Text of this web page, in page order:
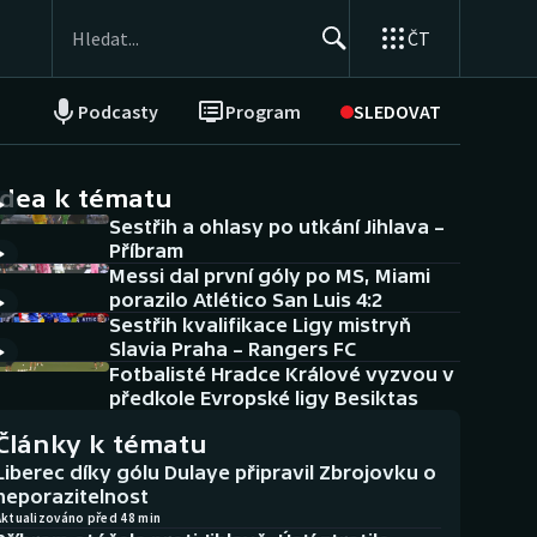
ČT
Podcasty Program SLEDOVAT
NEPŘEHLÉDNĚTE
Historické návraty
Aplikace ČT sport
AZ kvíz
k tématu
Sestřih a ohlasy po utkání Jihlava –
Příbram
Messi dal první góly po MS, Miami
porazilo Atlético San Luis 4:2
Sestřih kvalifikace Ligy mistryň
Slavia Praha – Rangers FC
Fotbalisté Hradce Králové vyzvou v
předkole Evropské ligy Besiktas
k tématu
díky gólu Dulaye připravil Zbrojovku o
před 48 min